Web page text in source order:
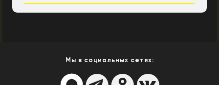
Мы в социальных сетях: